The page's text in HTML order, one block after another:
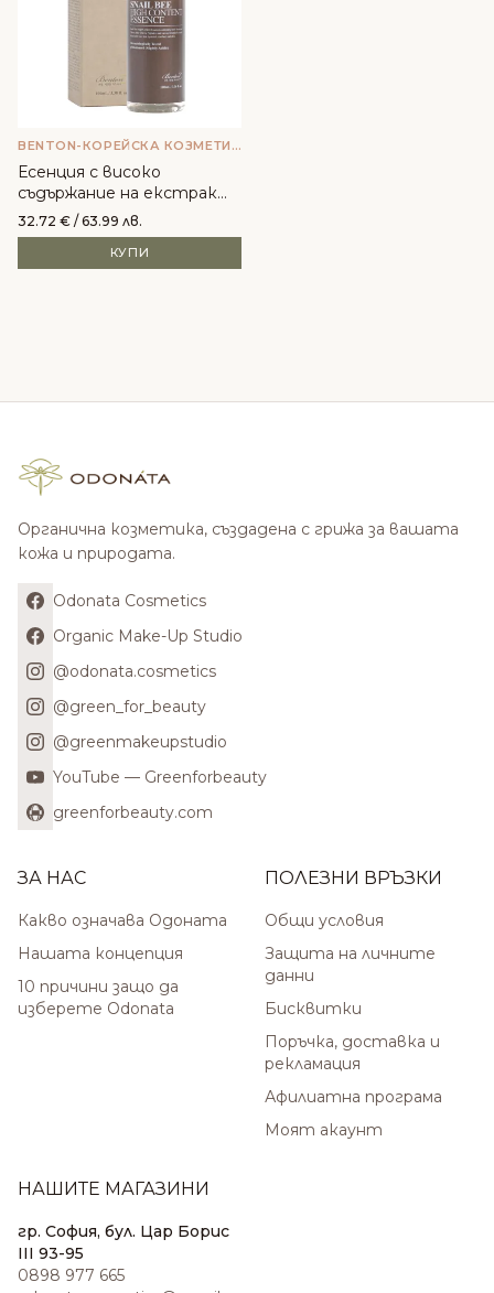
BENTON-КОРЕЙСКА КОЗМЕТИКА
Есенция с високо
съдържание на екстракт
от охлюви и пчелна
отрова - Benton
32.72 € / 63.99 лв.
КУПИ
Органична козметика, създадена с грижа за вашата
кожа и природата.
Odonata Cosmetics
Organic Make-Up Studio
@odonata.cosmetics
@green_for_beauty
@greenmakeupstudio
YouTube — Greenforbeauty
greenforbeauty.com
ЗА НАС
Какво означава Одоната
Нашата концепция
10 причини защо да
изберете Odonata
ПОЛЕЗНИ ВРЪЗКИ
Общи условия
Защита на личните
данни
Бисквитки
Поръчка, доставка и
рекламация
Афилиатна програма
Моят акаунт
НАШИТЕ МАГАЗИНИ
гр. София, бул. Цар Борис
III 93-95
0898 977 665